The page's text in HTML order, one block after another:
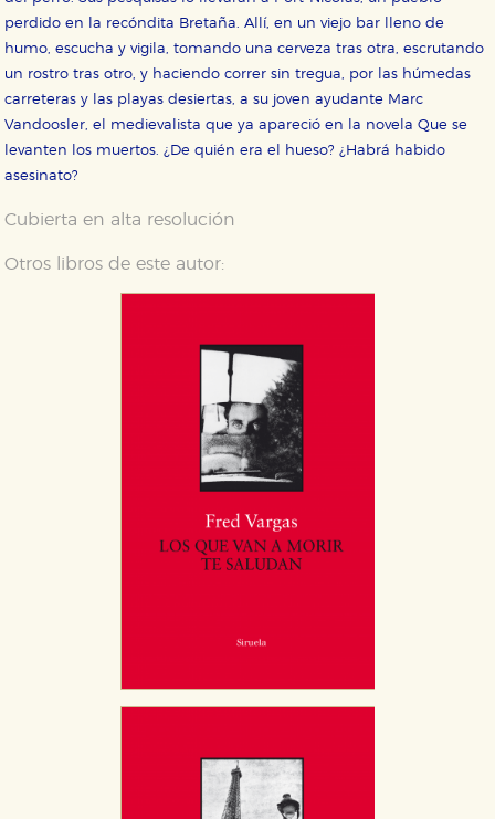
perdido en la recóndita Bretaña. Allí, en un viejo bar lleno de
humo, escucha y vigila, tomando una cerveza tras otra, escrutando
un rostro tras otro, y haciendo correr sin tregua, por las húmedas
carreteras y las playas desiertas, a su joven ayudante Marc
Vandoosler, el medievalista que ya apareció en la novela Que se
levanten los muertos. ¿De quién era el hueso? ¿Habrá habido
asesinato?
Cubierta en alta resolución
Otros libros de este autor: